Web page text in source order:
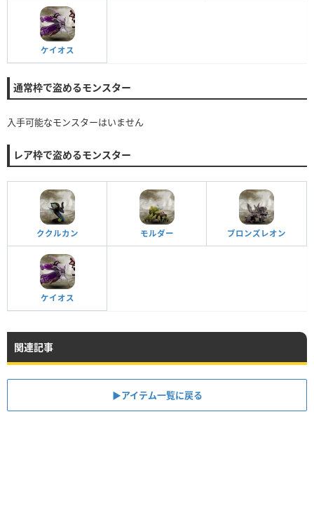
ケイオス
通常枠で盗めるモンスター
入手可能なモンスターはいません
レア枠で盗めるモンスター
ククルカン モルダー ブロンズレオン
ケイオス
関連記事
▶アイテム一覧に戻る